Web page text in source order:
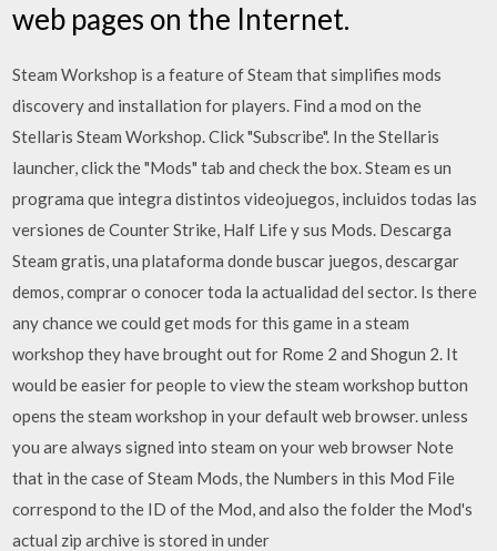
web pages on the Internet.
Steam Workshop is a feature of Steam that simplifies mods
discovery and installation for players. Find a mod on the
Stellaris Steam Workshop. Click "Subscribe". In the Stellaris
launcher, click the "Mods" tab and check the box. Steam es un
programa que integra distintos videojuegos, incluidos todas las
versiones de Counter Strike, Half Life y sus Mods. Descarga
Steam gratis, una plataforma donde buscar juegos, descargar
demos, comprar o conocer toda la actualidad del sector. Is there
any chance we could get mods for this game in a steam
workshop they have brought out for Rome 2 and Shogun 2. It
would be easier for people to view the steam workshop button
opens the steam workshop in your default web browser. unless
you are always signed into steam on your web browser Note
that in the case of Steam Mods, the Numbers in this Mod File
correspond to the ID of the Mod, and also the folder the Mod's
actual zip archive is stored in under